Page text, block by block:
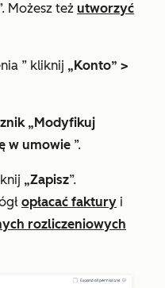
Możesz też utworzyć
” kliknij „Konto” >
„Modyfikuj
w umowie ”.
„Zapisz”.
opłacać faktury i
rozliczeniowych